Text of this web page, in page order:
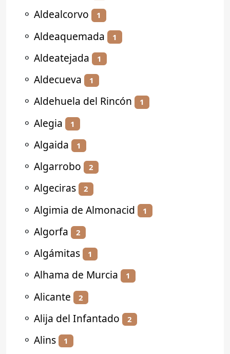
⚬ Aldealcorvo 1
⚬ Aldeaquemada 1
⚬ Aldeatejada 1
⚬ Aldecueva 1
⚬ Aldehuela del Rincón 1
⚬ Alegia 1
⚬ Algaida 1
⚬ Algarrobo 2
⚬ Algeciras 2
⚬ Algimia de Almonacid 1
⚬ Algorfa 2
⚬ Algámitas 1
⚬ Alhama de Murcia 1
⚬ Alicante 2
⚬ Alija del Infantado 2
⚬ Alins 1